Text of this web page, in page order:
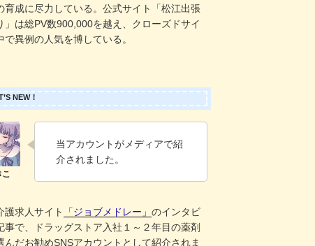
育成に尽力している。公式サイト「松江出張
」は総PV数900,000を越え、クローズドサイ
で異例の人気を博している。
NEW！
当アカウントがメディアで紹
介されました。
護求人サイト 「ジョブメドレー」のインタビ
事で、ドラッグストア入社１～２年目の薬剤
んだお勧めSNSアカウントとして紹介されま